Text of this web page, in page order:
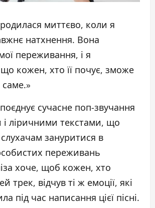
миттєво, коли я
натхнення. Вона
переживання, і я
кожен, хто її почує, зможе
саме.»
сучасне поп-звучання
ліричними текстами, що
зануритися в
переживань
хоче, щоб кожен, хто
трек, відчув ті ж емоції, які
під час написання цієї пісні.